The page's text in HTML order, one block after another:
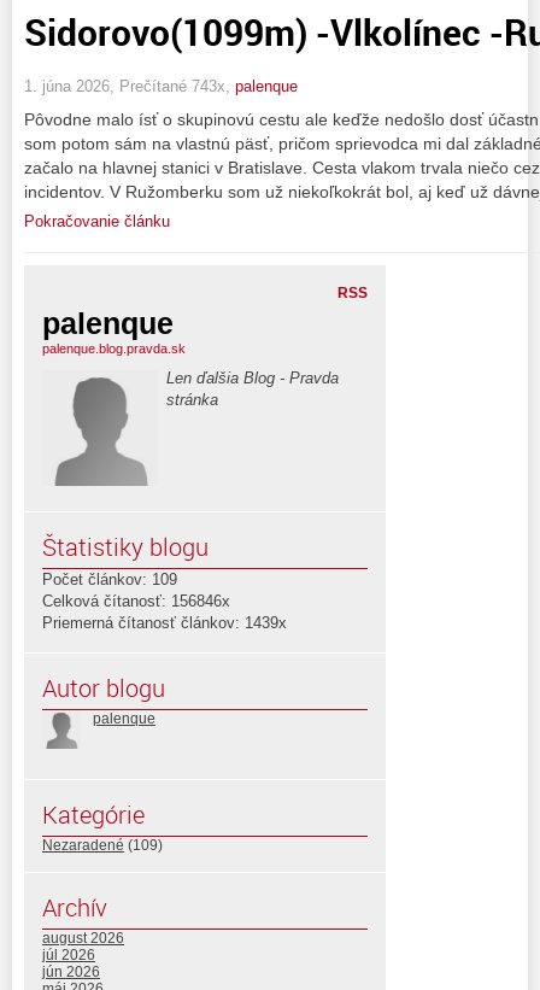
Sidorovo(1099m) -Vlkolínec -
1. júna 2026, Prečítané 743x, palenque
Pôvodne malo ísť o skupinovú cestu ale keďže nedošlo dosť
som potom sám na vlastnú päsť, pričom sprievodca mi dal
začalo na hlavnej stanici v Bratislave. Cesta vlakom trvala niečo
incidentov. V Ružomberku som už niekoľkokrát bol, aj keď už
Pokračovanie článku
RSS
palenque
palenque.blog.pravda.sk
Len ďalšia Blog - Pravda
stránka
Štatistiky blogu
Počet článkov: 109
Celková čítanosť: 156846x
Priemerná čítanosť článkov: 1439x
Autor blogu
palenque
Kategórie
Nezaradené (109)
Archív
august 2026
júl 2026
jún 2026